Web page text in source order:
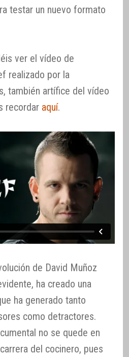
testar un nuevo formato
ver el vídeo de
realizado por la
también artífice del vídeo
recordar aquí.
de David Muñoz
ha creado una
ha generado tanto
como detractores.
no se quede en
del cocinero, pues